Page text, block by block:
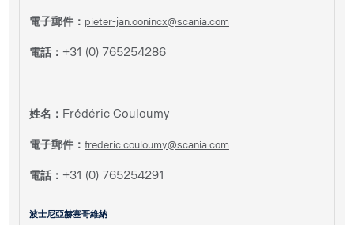
電子郵件： pieter-jan.oonincx@scania.com
電話： +31 (0) 765254286
姓名： Frédéric Couloumy
電子郵件： frederic.couloumy@scania.com
電話： +31 (0) 765254291
波士尼亞赫塞哥維納